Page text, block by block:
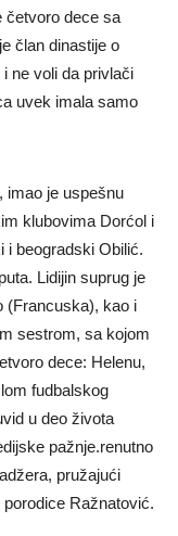
četvoro dece sa
član dinastije o
ne voli da privlači
uvek imala samo
imao je uspešnu
klubovima Dorćol i
i beogradski Obilić.
Lidijin suprug je
(Francuska), kao i
sestrom, sa kojom
dece: Helenu,
fudbalskog
u deo života
pažnje.renutno
pružajući
Ražnatović.